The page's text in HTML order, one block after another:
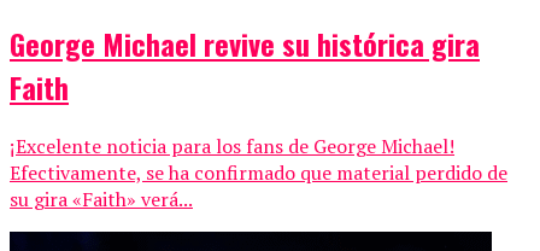
George Michael revive su histórica gira
Faith
¡Excelente noticia para los fans de George Michael!
Efectivamente, se ha confirmado que material perdido de
su gira «Faith» verá...